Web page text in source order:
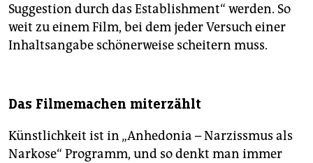
Suggestion durch das Establishment“ werden. So
weit zu einem Film, bei dem jeder Versuch einer
Inhaltsangabe schönerweise scheitern muss.
Das Filmemachen miterzählt
Künstlichkeit ist in „Anhedonia – Narzissmus als
Narkose“ Programm, und so denkt man immer